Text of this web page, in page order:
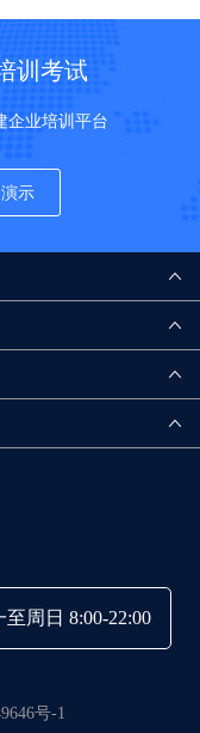
训考试
企业培训平台
示
至周日 8:00-22:00
号-1